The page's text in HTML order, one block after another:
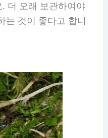
더 오래 보관하여야
는 것이 좋다고 합니